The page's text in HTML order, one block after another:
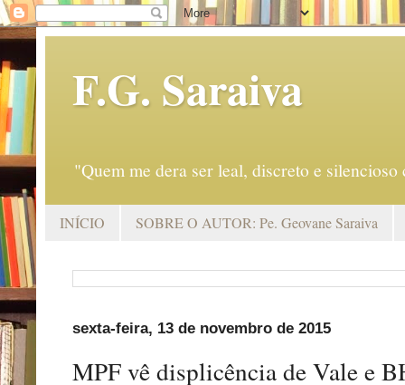
F.G. Saraiva
"Quem me dera ser leal, discreto e
INÍCIO SOBRE O AUTOR: Pe. Geovane Saraiva
sexta-feira, 13 de novembro de 2015
MPF vê displicência de Vale e